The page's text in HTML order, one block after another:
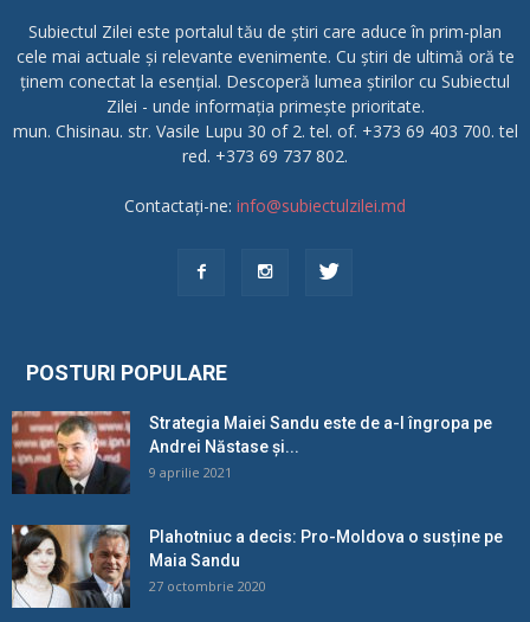
Subiectul Zilei este portalul tău de știri care aduce în prim-plan
cele mai actuale și relevante evenimente. Cu știri de ultimă oră te
ținem conectat la esențial. Descoperă lumea știrilor cu Subiectul
Zilei - unde informația primește prioritate.
mun. Chisinau. str. Vasile Lupu 30 of 2. tel. of. +373 69 403 700. tel
red. +373 69 737 802.
Contactați-ne: info@subiectulzilei.md
POSTURI POPULARE
Strategia Maiei Sandu este de a-l îngropa pe
Andrei Năstase și...
9 aprilie 2021
Plahotniuc a decis: Pro-Moldova o susține pe
Maia Sandu
27 octombrie 2020